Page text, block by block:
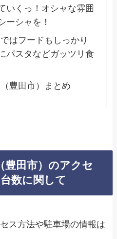
いくっ！オシャな雰囲
ーシャを！
はフードもしっかり
パスタなどガッツリ食
豊田市）まとめ
豊田市）のアクセ
数に関して
ス方法や駐車場の情報は